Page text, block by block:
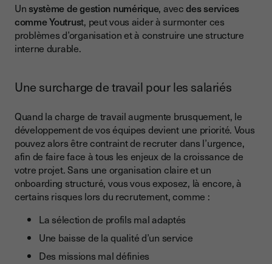
Unsystème de gestion numérique, avecdes services
comme Youtrust, peut vous aider à surmonter ces
problèmes d’organisation et à construire une structure
interne durable.
Une surcharge de travail pour les salariés
Quand la charge de travail augmente brusquement, le
développement de vos équipes devient une priorité. Vous
pouvez alors être contraint de recruter dans l’urgence,
afin de faire face à tous les enjeux de la croissance de
votre projet. Sans une organisation claire et un
onboarding structuré, vous vous exposez, là encore, à
certains risques lors du recrutement, comme :
La sélection de profils mal adaptés
Une baisse de la qualité d’un service
Des missions mal définies